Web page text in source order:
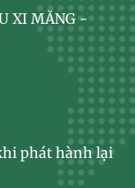
XI MĂNG -
phát hành lại